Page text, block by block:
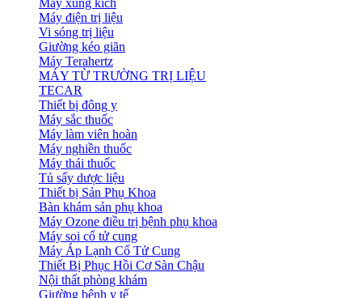
Máy điện trị liệu
Vi sóng trị liệu
Giường kéo giãn
Máy Terahertz
MÁY TỪ TRƯỜNG TRỊ LIỆU
TECAR
Thiết bị đông y
Máy sắc thuốc
Máy làm viên hoàn
Máy nghiền thuốc
Máy thái thuốc
Tủ sấy dược liệu
Thiết bị Sản Phụ Khoa
Bàn khám sản phụ khoa
Máy Ozone điều trị bệnh phụ khoa
Máy soi cổ tử cung
Máy Áp Lạnh Cổ Tử Cung
Thiết Bị Phục Hồi Cơ Sàn Chậu
Nội thất phòng khám
Giường bệnh y tế